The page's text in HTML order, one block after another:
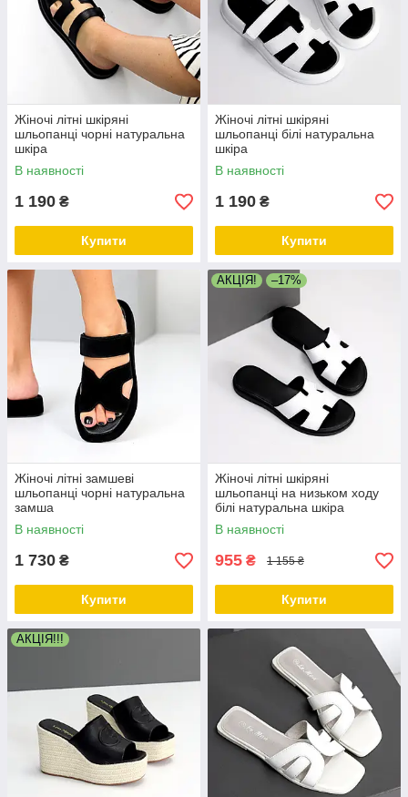
Жіночі літні шкіряні
шльопанці чорні натуральна
шкіра
В наявності
1 190 ₴
Купити
Жіночі літні шкіряні
шльопанці білі натуральна
шкіра
В наявності
1 190 ₴
Купити
Жіночі літні замшеві
шльопанці чорні натуральна
замша
В наявності
1 730 ₴
Купити
АКЦІЯ! –17%
Жіночі літні шкіряні
шльопанці на низьком ходу
білі натуральна шкіра
В наявності
955 ₴ 1 155 ₴
Купити
АКЦІЯ!!!